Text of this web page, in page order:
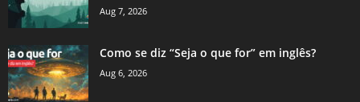
Aug 7, 2026
Como se diz “Seja o que for” em inglês?
Aug 6, 2026